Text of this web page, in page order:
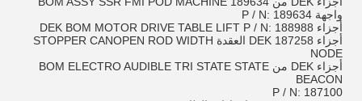
واجهة P / N: 189634
أجزاء DEK BOM MOTOR DRIVE TABLE LIFT P / N: 188988
أجزاء DEK 187258 العقدة STOPPER CANOPEN ROD WIDTH
NODE
أجزاء DEK من BOM ELECTRO AUDIBLE TRI STATE STATE
BEACON
P / N: 187100